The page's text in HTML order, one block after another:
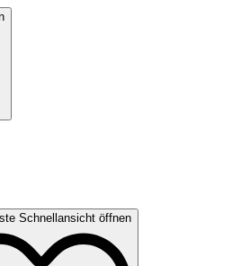
Schnellansicht öffnen